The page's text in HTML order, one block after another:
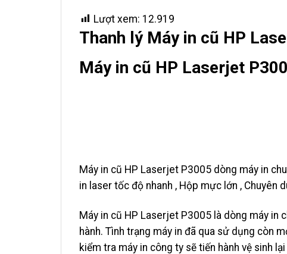
Lượt xem: 12.919
Thanh lý Máy in cũ HP
Máy in cũ HP Laserjet
Máy in cũ HP Laserjet P3005 dòng máy in
in laser tốc độ nhanh , Hộp mực lớn , Chuyên
Máy in cũ HP Laserjet P3005 là dòng máy in
hành. Tình trạng máy in đã qua sử dụng còn
kiểm tra máy in công ty sẽ tiến hành vệ sinh